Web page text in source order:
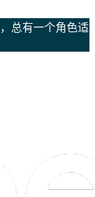
，总有一个角色适